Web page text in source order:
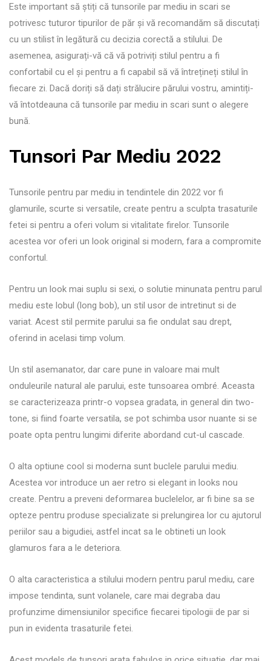
Este important să știți că tunsorile par mediu in scari se
potrivesc tuturor tipurilor de păr și vă recomandăm să discutați
cu un stilist în legătură cu decizia corectă a stilului. De
asemenea, asigurați-vă că vă potriviți stilul pentru a fi
confortabil cu el și pentru a fi capabil să vă întrețineți stilul în
fiecare zi. Dacă doriți să dați strălucire părului vostru, amintiți-
vă întotdeauna că tunsorile par mediu in scari sunt o alegere
bună.
Tunsori Par Mediu 2022
Tunsorile pentru par mediu in tendintele din 2022 vor fi
glamurile, scurte si versatile, create pentru a sculpta trasaturile
fetei si pentru a oferi volum si vitalitate firelor. Tunsorile
acestea vor oferi un look original si modern, fara a compromite
confortul.
Pentru un look mai suplu si sexi, o solutie minunata pentru parul
mediu este lobul (long bob), un stil usor de intretinut si de
variat. Acest stil permite parului sa fie ondulat sau drept,
oferind in acelasi timp volum.
Un stil asemanator, dar care pune in valoare mai mult
onduleurile natural ale parului, este tunsoarea ombré. Aceasta
se caracterizeaza printr-o vopsea gradata, in general din two-
tone, si fiind foarte versatila, se pot schimba usor nuante si se
poate opta pentru lungimi diferite abordand cut-ul cascade.
O alta optiune cool si moderna sunt buclele parului mediu.
Acestea vor introduce un aer retro si elegant in looks nou
create. Pentru a preveni deformarea buclelelor, ar fi bine sa se
opteze pentru produse specializate si prelungirea lor cu ajutorul
periilor sau a bigudiei, astfel incat sa le obtineti un look
glamuros fara a le deteriora.
O alta caracteristica a stilului modern pentru parul mediu, care
impose tendinta, sunt volanele, care mai degraba dau
profunzime dimensiunilor specifice fiecarei tipologii de par si
pun in evidenta trasaturile fetei.